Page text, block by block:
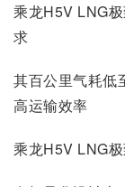
乘龙H5V LNG
求
其百公里气耗低
高运输效率
乘龙H5V LNG